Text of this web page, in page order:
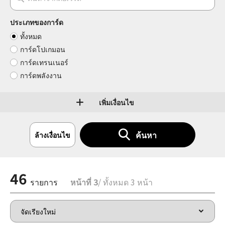
ประเภทของการ์ด
ทั้งหมด
การ์ดโปเกมอน
การ์ดเทรนเนอร์
การ์ดพลังงาน
เพิ่มเงื่อนไข
ล้างเงื่อนไข ค้นหา
46 รายการ หน้าที่ 3/ ทั้งหมด 3 หน้า